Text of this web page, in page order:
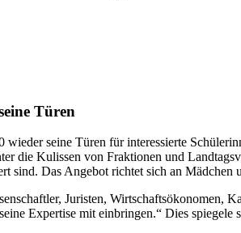
Türen
seine Türen für interessierte
die Kulissen von Fraktionen und
sind. Das Angebot richtet sich an
Juristen,
Expertise mit einbringen.“ Dies